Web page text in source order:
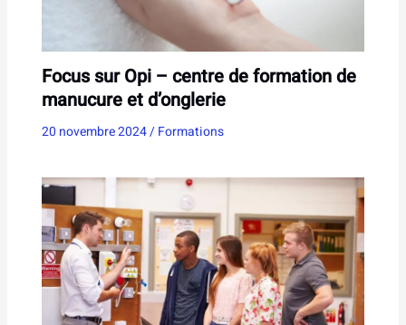
Focus sur Opi – centre de formation de
manucure et d’onglerie
20 novembre 2024/Formations